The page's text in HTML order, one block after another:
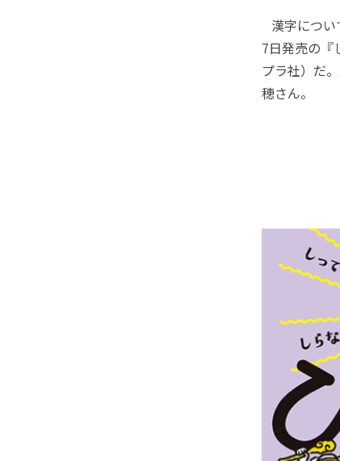
漢字につ
7日発売の
プラ社）だ
穂さん。